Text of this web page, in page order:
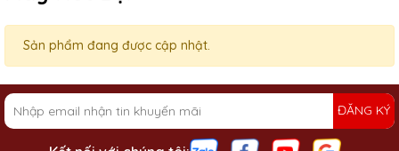
Sản phẩm đang được cập nhật.
ĐĂNG KÝ